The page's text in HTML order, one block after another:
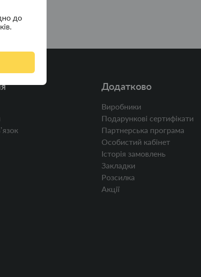
до
Додатково
Виробники
Подарункові сертифікати
Партнерська програма
Особистий кабінет
Історія замовлень
Закладки
Розсилка
Акції